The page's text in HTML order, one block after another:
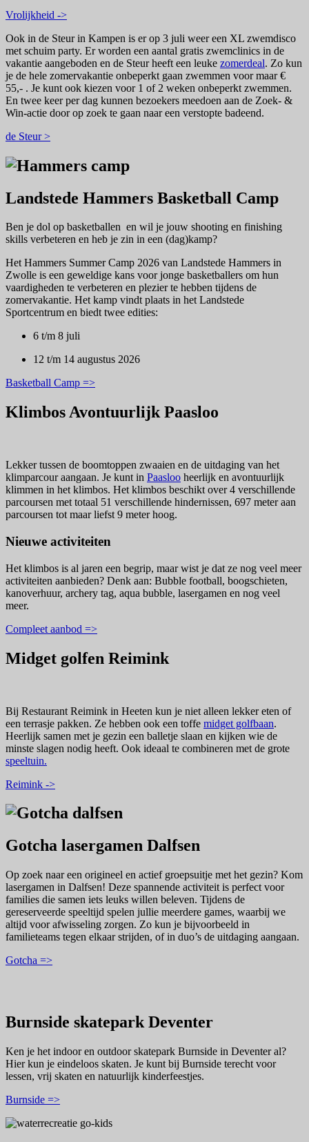
Vrolijkheid ->
Ook in de Steur in Kampen is er op 3 juli weer een XL zwemdisco
met schuim party. Er worden een aantal gratis zwemclinics in de
vakantie aangeboden en de Steur heeft een leuke zomerdeal. Zo kun
je de hele zomervakantie onbeperkt gaan zwemmen voor maar €
55,- . Je kunt ook kiezen voor 1 of 2 weken onbeperkt zwemmen.
En twee keer per dag kunnen bezoekers meedoen aan de Zoek- &
Win-actie door op zoek te gaan naar een verstopte badeend.
de Steur >
Landstede Hammers Basketball Camp
Ben je dol op basketballen en wil je jouw shooting en finishing
skills verbeteren en heb je zin in een (dag)kamp?
Het Hammers Summer Camp 2026 van Landstede Hammers in
Zwolle is een geweldige kans voor jonge basketballers om hun
vaardigheden te verbeteren en plezier te hebben tijdens de
zomervakantie. Het kamp vindt plaats in het Landstede
Sportcentrum en biedt twee edities:
6 t/m 8 juli
12 t/m 14 augustus 2026
Basketball Camp =>
Klimbos Avontuurlijk Paasloo
Lekker tussen de boomtoppen zwaaien en de uitdaging van het
klimparcour aangaan. Je kunt in Paasloo heerlijk en avontuurlijk
klimmen in het klimbos. Het klimbos beschikt over 4 verschillende
parcoursen met totaal 51 verschillende hindernissen, 697 meter aan
parcoursen tot maar liefst 9 meter hoog.
Nieuwe activiteiten
Het klimbos is al jaren een begrip, maar wist je dat ze nog veel meer
activiteiten aanbieden? Denk aan: Bubble football, boogschieten,
kanoverhuur, archery tag, aqua bubble, lasergamen en nog veel
meer.
Compleet aanbod =>
Midget golfen Reimink
Bij Restaurant Reimink in Heeten kun je niet alleen lekker eten of
een terrasje pakken. Ze hebben ook een toffe midget golfbaan.
Heerlijk samen met je gezin een balletje slaan en kijken wie de
minste slagen nodig heeft. Ook ideaal te combineren met de grote
speeltuin.
Reimink ->
Gotcha lasergamen Dalfsen
Op zoek naar een origineel en actief groepsuitje met het gezin? Kom
lasergamen in Dalfsen! Deze spannende activiteit is perfect voor
families die samen iets leuks willen beleven. Tijdens de
gereserveerde speeltijd spelen jullie meerdere games, waarbij we
altijd voor afwisseling zorgen. Zo kun je bijvoorbeeld in
familieteams tegen elkaar strijden, of in duo’s de uitdaging aangaan.
Gotcha =>
Burnside skatepark Deventer
Ken je het indoor en outdoor skatepark Burnside in Deventer al?
Hier kun je eindeloos skaten. Je kunt bij Burnside terecht voor
lessen, vrij skaten en natuurlijk kinderfeestjes.
Burnside =>